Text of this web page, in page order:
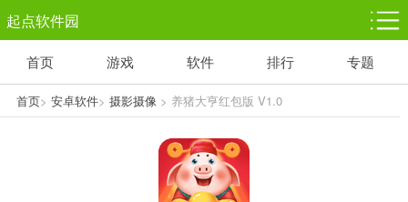
起点软件园
塔防游戏
1千+款游戏
休闲益智
1万+款游戏
体育竞技
5百+款游戏
赛车竞速
3百+款游戏
首页 游戏 软件 排行 专题
首页> 安卓软件> 摄影摄像> 养猪大亨红包版 V1.0